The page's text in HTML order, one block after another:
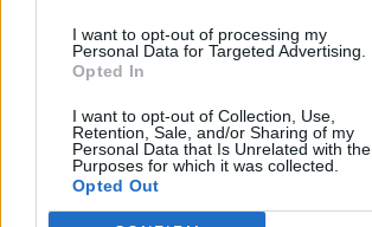
I want to opt-out of processing my
Personal Data for Targeted Advertising.
Opted In
I want to opt-out of Collection, Use,
Retention, Sale, and/or Sharing of my
Personal Data that Is Unrelated with the
Purposes for which it was collected.
Opted Out
NAUJI